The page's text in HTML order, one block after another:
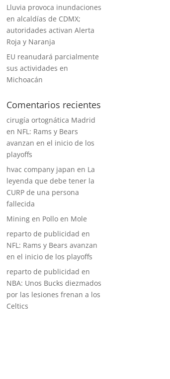
Lluvia provoca inundaciones
en alcaldías de CDMX;
autoridades activan Alerta
Roja y Naranja
EU reanudará parcialmente
sus actividades en
Michoacán
Comentarios recientes
cirugía ortognática Madrid
en NFL: Rams y Bears
avanzan en el inicio de los
playoffs
hvac company japan en La
leyenda que debe tener la
CURP de una persona
fallecida
Mining en Pollo en Mole
reparto de publicidad en
NFL: Rams y Bears avanzan
en el inicio de los playoffs
reparto de publicidad en
NBA: Unos Bucks diezmados
por las lesiones frenan a los
Celtics